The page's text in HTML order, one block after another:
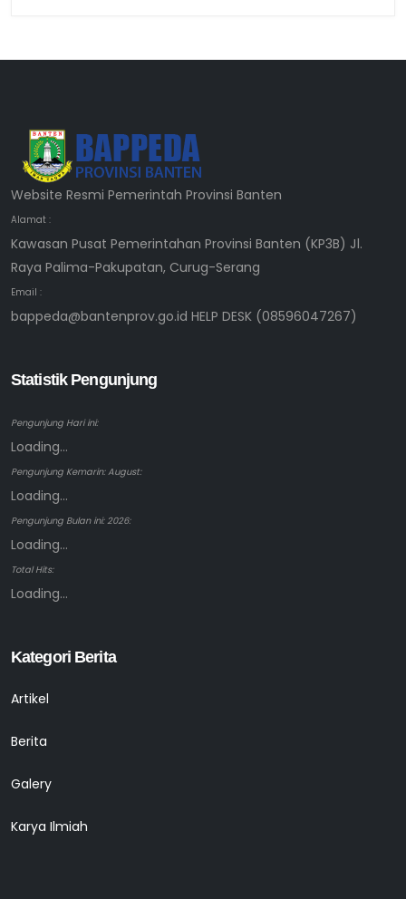
Website Resmi Pemerintah Provinsi Banten
Alamat :
Kawasan Pusat Pemerintahan Provinsi Banten (KP3B) Jl.
Raya Palima-Pakupatan, Curug-Serang
Email :
bappeda@bantenprov.go.id HELP DESK (08596047267)
Statistik Pengunjung
Pengunjung Hari ini:
Loading...
Pengunjung Kemarin: August:
Loading...
Pengunjung Bulan ini: 2026:
Loading...
Total Hits:
Loading...
Kategori Berita
Artikel
Berita
Galery
Karya Ilmiah